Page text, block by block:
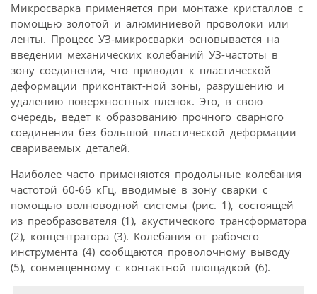
Микросварка применяется при монтаже кристаллов с
помощью золотой и алюминиевой проволоки или
ленты. Процесс УЗ-микросварки основывается на
введении механических колебаний УЗ-частоты в
зону соединения, что приводит к пластической
деформации приконтакт-ной зоны, разрушению и
удалению поверхностных пленок. Это, в свою
очередь, ведет к образованию прочного сварного
соединения без большой пластической деформации
свариваемых деталей.
Наиболее часто применяются продольные колебания
частотой 60-66 кГц, вводимые в зону сварки с
помощью волноводной системы (рис. 1), состоящей
из преобразователя (1), акустического трансформатора
(2), концентратора (3). Колебания от рабочего
инструмента (4) сообщаются проволочному выводу
(5), совмещенному с контактной площадкой (6).